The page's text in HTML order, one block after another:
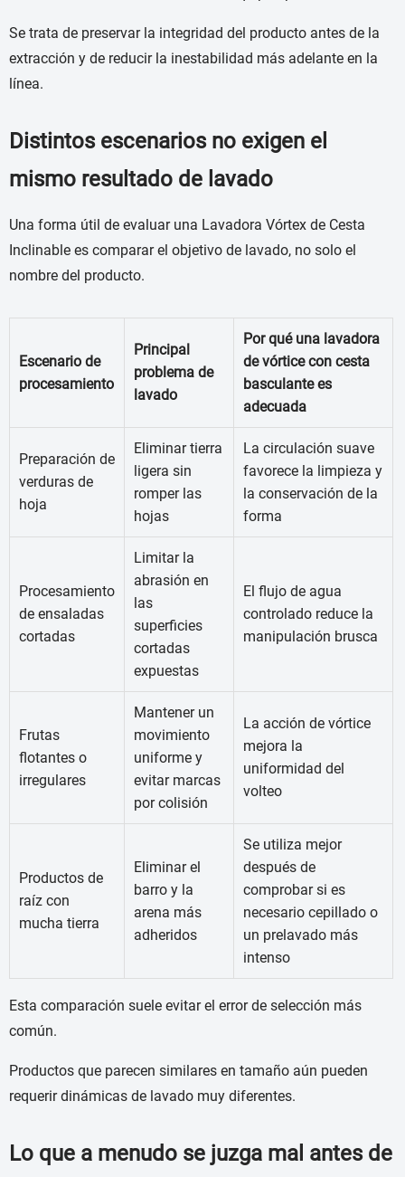
Se trata de preservar la integridad del producto antes de la
extracción y de reducir la inestabilidad más adelante en la
línea.
Distintos escenarios no exigen el
mismo resultado de lavado
Una forma útil de evaluar una Lavadora Vórtex de Cesta
Inclinable es comparar el objetivo de lavado, no solo el
nombre del producto.
Escenario de
procesamiento
Principal
problema de
lavado
Por qué una lavadora
de vórtice con cesta
basculante es
adecuada
Preparación de
verduras de
hoja
Eliminar tierra
ligera sin
romper las
hojas
La circulación suave
favorece la limpieza y
la conservación de la
forma
Procesamiento
de ensaladas
cortadas
Limitar la
abrasión en
las
superficies
cortadas
expuestas
El flujo de agua
controlado reduce la
manipulación brusca
Frutas
flotantes o
irregulares
Mantener un
movimiento
uniforme y
evitar marcas
por colisión
La acción de vórtice
mejora la
uniformidad del
volteo
Productos de
raíz con
mucha tierra
Eliminar el
barro y la
arena más
adheridos
Se utiliza mejor
después de
comprobar si es
necesario cepillado o
un prelavado más
intenso
Esta comparación suele evitar el error de selección más
común.
Productos que parecen similares en tamaño aún pueden
requerir dinámicas de lavado muy diferentes.
Lo que a menudo se juzga mal antes de